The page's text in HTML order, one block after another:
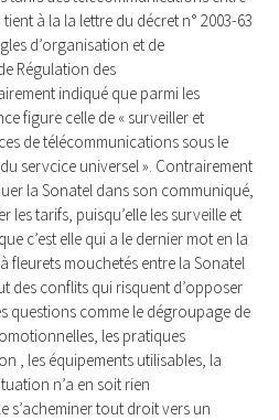
tient à la la lettre du décret n° 2003-63
d’organisation et de
Régulation des
indiqué que parmi les
figure celle de « surveiller et
de télécommunications sous le
servcice universel ». Contrairement
la Sonatel dans son communiqué,
les tarifs, puisqu’elle les surveille et
c’est elle qui a le dernier mot en la
fleurets mouchetés entre la Sonatel
des conflits qui risquent d’opposer
questions comme le dégroupage de
les pratiques
, les équipements utilisables, la
n’a en soit rien
s’acheminer tout droit vers un